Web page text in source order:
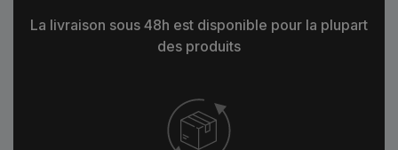
La livraison sous 48h est disponible pour la plupart
des produits